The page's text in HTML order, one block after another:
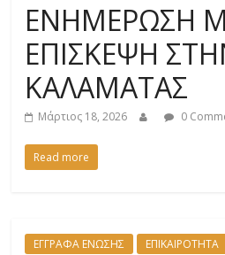
ΕΝΗΜΕΡΩΣΗ
ΕΠΙΣΚΕΨΗ
ΚΑΛΑΜΑΤΑΣ
Μάρτιος 18, 2026 0
Read more
ΕΓΓΡΑΦΑ ΕΝΩΣΗΣ ΕΠΙΚΑΙΡΟΤΗΤΑ